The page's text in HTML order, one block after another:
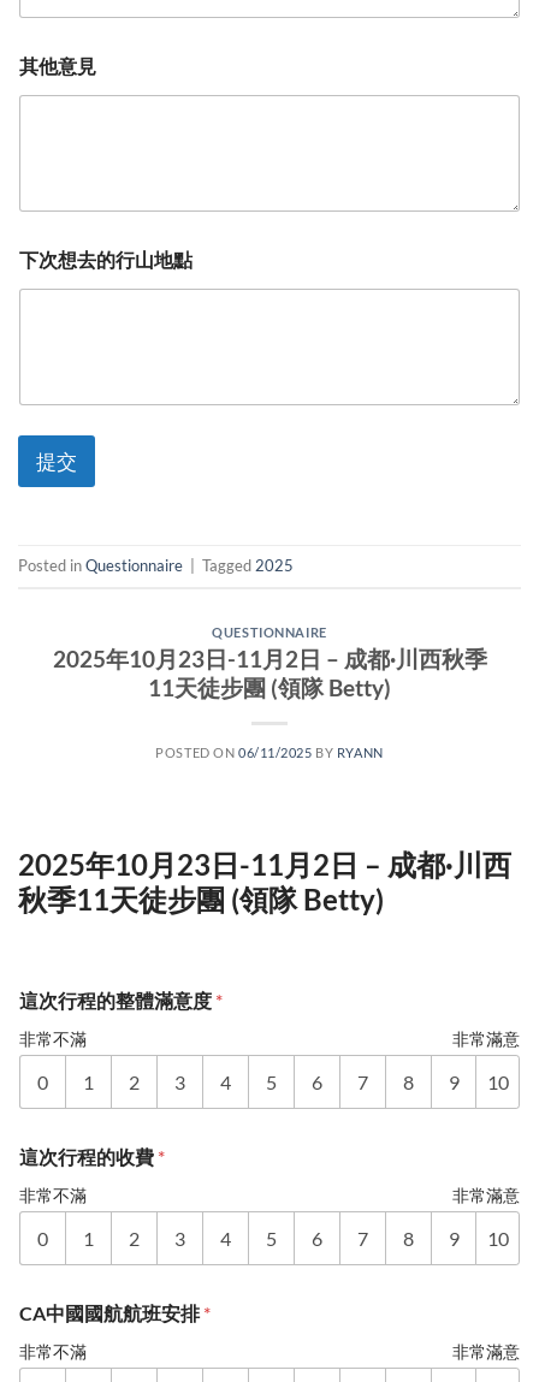
其他意見
下次想去的行山地點
提交
Posted inQuestionnaire Tagged 2025
QUESTIONNAIRE
2025年10月23日-11月2日 – 成都·川西秋季
11天徒步團 (領隊 Betty)
POSTED ON 06/11/2025 BY RYANN
2025年10月23日-11月2日 – 成都·川西
秋季11天徒步團 (領隊 Betty)
這次行程的整體滿意度 *
非常不滿 非常滿意
0 1 2 3 4 5 6 7 8 9 10
這次行程的收費 *
非常不滿 非常滿意
0 1 2 3 4 5 6 7 8 9 10
CA中國國航航班安排*
非常不滿 非常滿意